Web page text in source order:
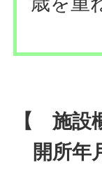
【 施設
開所年